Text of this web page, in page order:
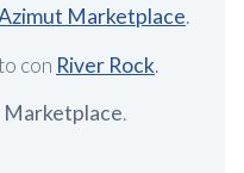
Marketplace.
con River Rock.
.